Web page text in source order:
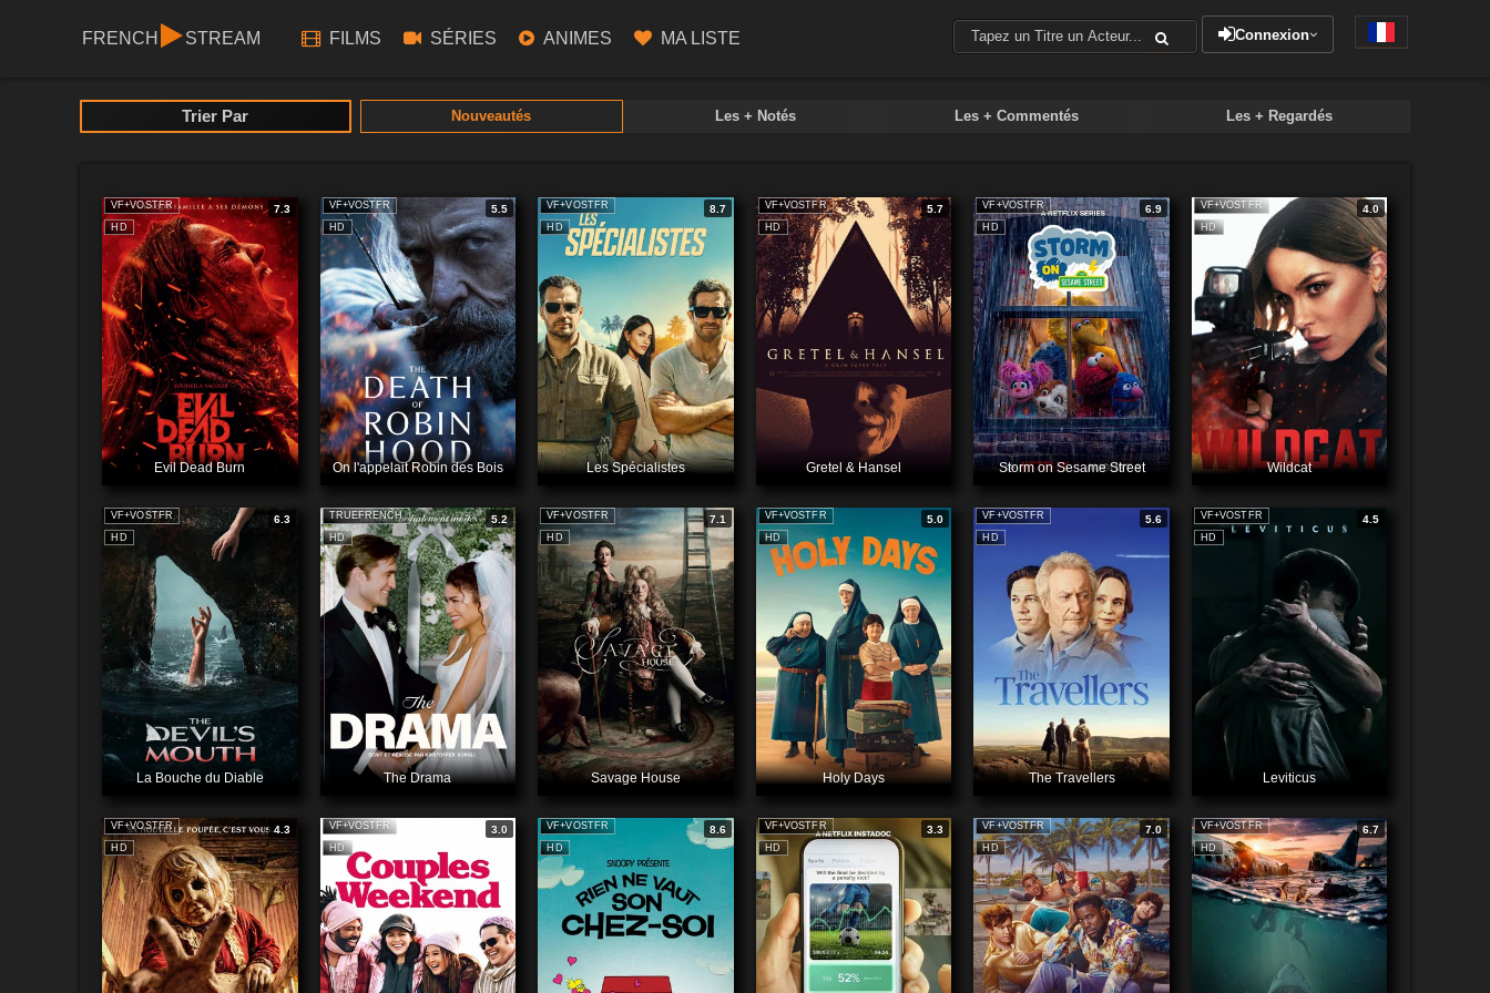
FRENCH STREAM FILMS SÉRIES ANIMES MA LISTE Connexion
Trier Par Nouveautés Les + Notés Les + Commentés Les + Regardés
HD
VF+VOSTFR 7.3
Evil Dead Burn
HD
VF+VOSTFR 5.5
On l'appelait Robin des Bois
HD
VF+VOSTFR 8.7
Les Spécialistes
HD
VF+VOSTFR 5.7
Gretel & Hansel
HD
VF+VOSTFR 6.9
Storm on Sesame Street
HD
VF+VOSTFR 4.0
Wildcat
HD
VF+VOSTFR 6.3
La Bouche du Diable
HD
TRUEFRENCH 5.2
The Drama
HD
VF+VOSTFR 7.1
Savage House
HD
VF+VOSTFR 5.0
Holy Days
HD
VF+VOSTFR 5.6
The Travellers
HD
VF+VOSTFR 4.5
Leviticus
HD
VF+VOSTFR 4.3
HD
VF+VOSTFR 3.0
HD
VF+VOSTFR 8.6
HD
VF+VOSTFR 3.3
HD
VF+VOSTFR 7.0
HD
VF+VOSTFR 6.7